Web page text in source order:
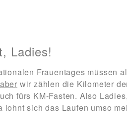
Ladies!
Frauentages müssen
aber wir zählen die Kilometer
fürs KM-Fasten. Also
lohnt sich das Laufen umso